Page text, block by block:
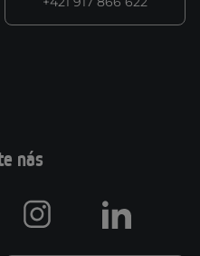
nás
Instagram LinkedIn